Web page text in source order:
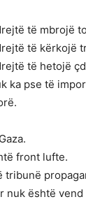
të mbrojë
të kërkojë
të hetojë
ka pse të
front lufte.
tribunë
nuk është